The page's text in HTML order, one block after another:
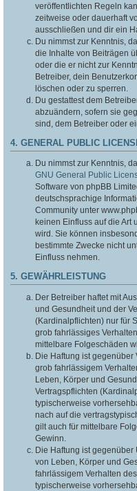
veröffentlichten Regeln
zeitweise oder dauerhaft
ausschließen und dir ein
Du nimmst zur Kenntnis,
die Inhalte von Beiträgen
oder die er nicht zur
Betreiber, dein
löschen oder zu sperren.
Du gestattest dem
abzuändern, sofern sie
sind, dem Betreiber oder
4. GENERAL PUBLIC
Du nimmst zur Kenntnis,
GNU General Public
Software von phpBB
deutschsprachige
Community unter
keinen Einfluss auf die Art
wird. Sie können
bestimmte Zwecke nicht
Einfluss nehmen.
5. GEWÄHRLEISTUNG
Der Betreiber haftet mit
und Gesundheit und der
(Kardinalpflichten) nur für
grob fahrlässiges
mittelbare Folgeschäden
Die Haftung ist
grob fahrlässigem
Leben, Körper und
Vertragspflichten
typischerweise
nach auf die
gilt auch für mittelbare
Gewinn.
Die Haftung ist
von Leben, Körper und
fahrlässigem Verhalten
typischerweise